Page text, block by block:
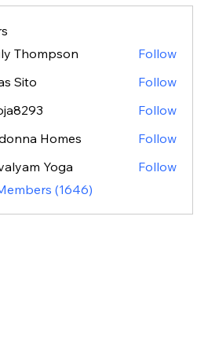
Thompson
Follow
Sito
Follow
Follow
Homes
Follow
Yoga
Follow
(1646)